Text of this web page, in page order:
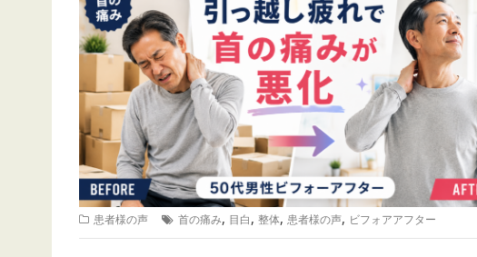
患者様の声 首の痛み, 目白, 整体, 患者様の声, ビフォアアフター